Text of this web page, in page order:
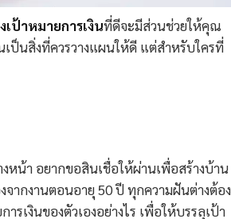
เป้าหมายการเงินที่ดีจะมีส่วนช่วยให้คุณ
ป็นสิ่งที่ควรวางแผนให้ดี แต่สำหรับใครที่
หน้า อยากขอสินเชื่อให้ผ่านเพื่อสร้างบ้าน
ากงานตอนอายุ 50 ปี ทุกความฝันต่างต้อง
เงินของตัวเองอย่างไร เพื่อให้บรรลุเป้า